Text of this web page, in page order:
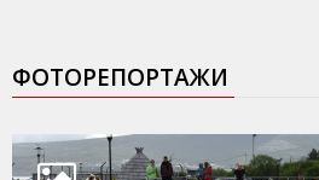
ФОТОРЕПОРТАЖИ